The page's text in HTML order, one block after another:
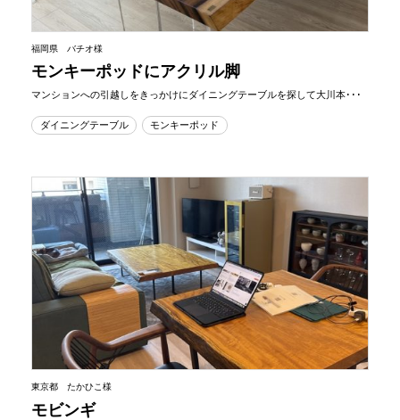
福岡県 バチオ様
モンキーポッドにアクリル脚
マンションへの引越しをきっかけにダイニングテーブルを探して大川本･･･
ダイニングテーブル モンキーポッド
東京都 たかひこ様
モビンギ